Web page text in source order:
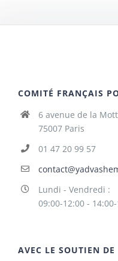
COMITÉ FRANÇAIS
6 avenue de la
75007 Paris
01 47 20 99 57
Lundi - Vendredi :
09:00-12:00 -
AVEC LE SOUTIEN DE